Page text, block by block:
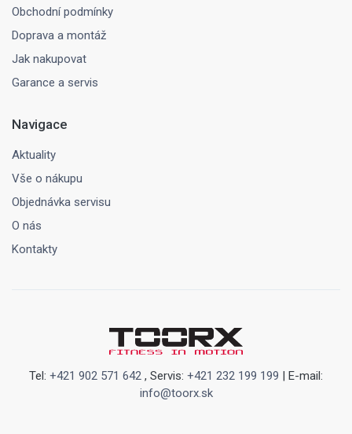
Obchodní podmínky
Doprava a montáž
Jak nakupovat
Garance a servis
Navigace
Aktuality
Vše o nákupu
Objednávka servisu
O nás
Kontakty
Tel: +421 902 571 642 , Servis: +421 232 199 199 | E-mail:
info@toorx.sk